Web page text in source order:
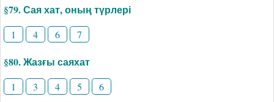
§79. Сая хат, оның түрлері
1 4 6 7
§80. Жазғы саяхат
1 3 4 5 6